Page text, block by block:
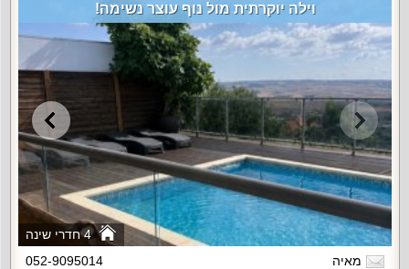
4 חדרי שינה
וילה יוקרתית מול נוף עוצר נשימה!
מאיה
052-9095014